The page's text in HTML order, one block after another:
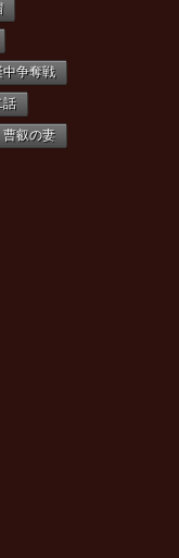
中争奪戦
話
曹叡の妻